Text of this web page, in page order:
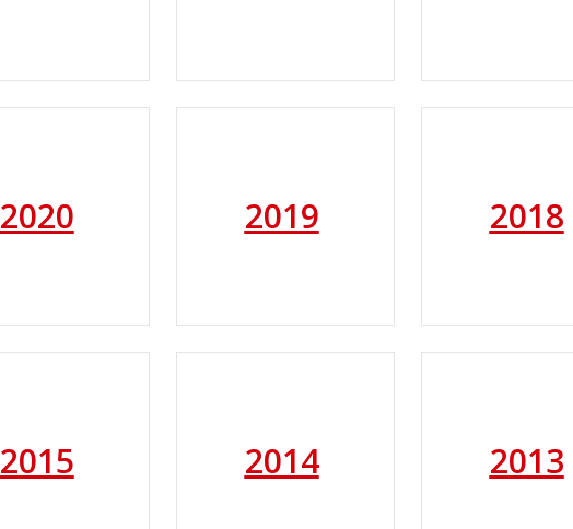
2020 2019 2018
2015 2014 2013